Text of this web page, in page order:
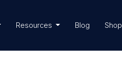
Resources Blog Shop